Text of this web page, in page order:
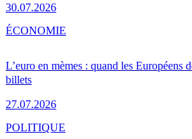
30.07.2026
L’euro en mèmes : quand les Européens
billets
27.07.2026
ÉCONOMIE
POLITIQUE